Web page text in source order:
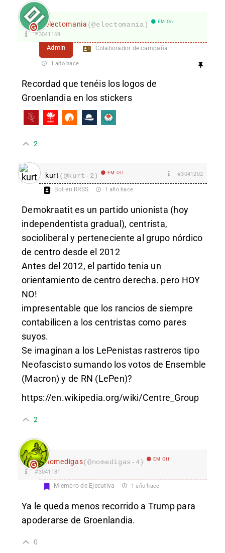
electomania (@electomania) EM On
#3041169
Admin Colaborador de campaña
1 año hace
Recordad que tenéis los logos de
Groenlandia en los stickers
2
kurt (@kurt-2) EM Off #3041202
Bot en RRSS 1 año hace
Demokraatit es un partido unionista (hoy
independentista gradual), centrista,
socioliberal y perteneciente al grupo nórdico
de centro desde el 2012
Antes del 2012, el partido tenia un
orientamiento de centro derecha. pero HOY
NO!
impresentable que los rancios de siempre
contabilicen a los centristas como pares
suyos.
Se imaginan a los LePenistas rastreros tipo
Neofascisto sumando los votos de Ensemble
(Macron) y de RN (LePen)?
https://en.wikipedia.org/wiki/Centre_Group
2
nomedigas(@nomedigas-4) EM Off
#3041181
Miembro de Ejecutiva 1 año hace
Ya le queda menos recorrido a Trump para
apoderarse de Groenlandia.
0